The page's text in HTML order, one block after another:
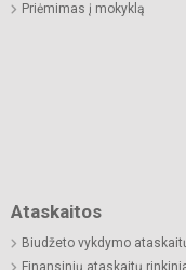
Priėmimas į mokyklą
Ataskaitos
Biudžeto vykdymo
Finansinių ataskaitų